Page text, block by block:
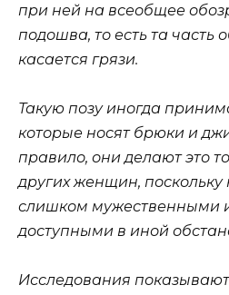
при ней на всеобщее
подошва, то есть та часть
касается грязи.
Такую позу иногда
которые носят брюки и
правило, они делают это
других женщин, поскольку
слишком мужественными
доступными в иной
Исследования